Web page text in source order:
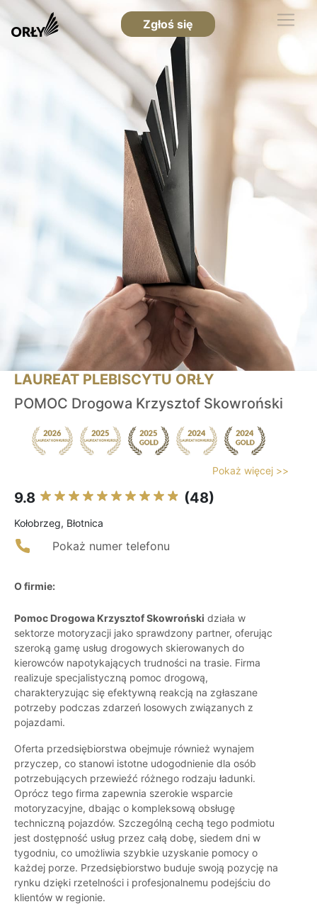
Zgłoś się
LAUREAT PLEBISCYTU ORŁY
POMOC Drogowa Krzysztof Skowroński
Pokaż więcej >>
9.8 (48)
Kołobrzeg, Błotnica
Pokaż numer telefonu
O firmie:
Pomoc Drogowa Krzysztof Skowroński działa w
sektorze motoryzacji jako sprawdzony partner, oferując
szeroką gamę usług drogowych skierowanych do
kierowców napotykających trudności na trasie. Firma
realizuje specjalistyczną pomoc drogową,
charakteryzując się efektywną reakcją na zgłaszane
potrzeby podczas zdarzeń losowych związanych z
pojazdami.
Oferta przedsiębiorstwa obejmuje również wynajem
przyczep, co stanowi istotne udogodnienie dla osób
potrzebujących przewieźć różnego rodzaju ładunki.
Oprócz tego firma zapewnia szerokie wsparcie
motoryzacyjne, dbając o kompleksową obsługę
techniczną pojazdów. Szczególną cechą tego podmiotu
jest dostępność usług przez całą dobę, siedem dni w
tygodniu, co umożliwia szybkie uzyskanie pomocy o
każdej porze. Przedsiębiorstwo buduje swoją pozycję na
rynku dzięki rzetelności i profesjonalnemu podejściu do
klientów w regionie.